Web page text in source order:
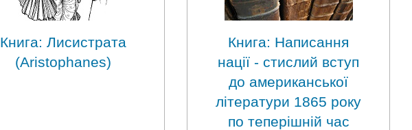
Книга: Лисистрата
(Aristophanes)
Книга: Написання
нації - стислий вступ
до американської
літератури 1865 року
по теперішній час